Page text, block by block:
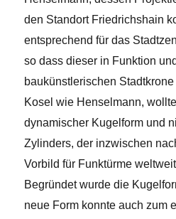
den Standort Friedrichshain
entsprechend für das
so dass dieser in Funktion
baukünstlerischen
Kosel wie Henselmann,
dynamischer Kugelform und
Zylinders, der inzwischen
Vorbild für Funktürme
Begründet wurde die
neue Form konnte auch zum